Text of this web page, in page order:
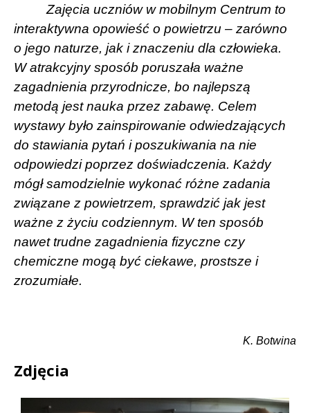
Zajęcia uczniów w mobilnym Centrum to
interaktywna opowieść o powietrzu – zarówno
o jego naturze, jak i znaczeniu dla człowieka.
W atrakcyjny sposób poruszała ważne
zagadnienia przyrodnicze, bo najlepszą
metodą jest nauka przez zabawę. Celem
wystawy było zainspirowanie odwiedzających
do stawiania pytań i poszukiwania na nie
odpowiedzi poprzez doświadczenia. Każdy
mógł samodzielnie wykonać różne zadania
związane z powietrzem, sprawdzić jak jest
ważne z życiu codziennym. W ten sposób
nawet trudne zagadnienia fizyczne czy
chemiczne mogą być ciekawe, prostsze i
zrozumiałe.
K. Botwina
Zdjęcia